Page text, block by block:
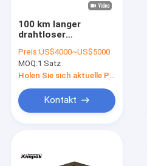
100 km langer
drahtloser
Preis:US$4000~US$5000
MOQ:1 Satz
Kontakt